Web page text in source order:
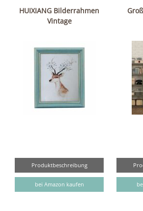
HUIXIANG Bilderrahmen
Vintage
Produktbeschreibung
bei Amazon kaufen